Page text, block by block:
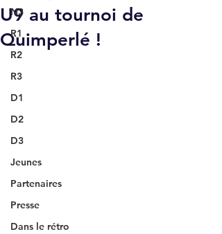
N3
R1
R2
R3
D1
D2
D3
Jeunes
Partenaires
Presse
Dans le rétro
U9 au tournoi de
Quimperlé !